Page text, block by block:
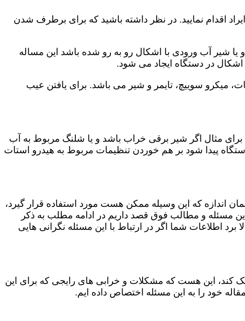
اقدام نمایید. در نظر داشته باشید که برای برطرف شدن
یا شیر آب ورودی با اشکال رو به رو شده باشد این مساله
در دستگاه ایجاد می شود.
میکرو سوییچ، تایمر و شیر می باشد. برای یافتن عیب
مثال اگر شیر برقی خراب باشد و یا شلنگ مربوط به آب
پیدا شود بر هم خوردن تنظیمات مربوط به هیدرو استات
اندازه که این وسیله ممکن هست مورد استفاده قرار گیرد،
این مسئله و مطالب فوق قصد داریم در ادامه مطلب به ذکر
برد اطلاعات شما اگر در ارتباط با این مسئله نگرانی هایی
کند، این هست که مشکلات و خرابی های رایجی که برای این
خود را به این مسئله اختصاص داده ایم.